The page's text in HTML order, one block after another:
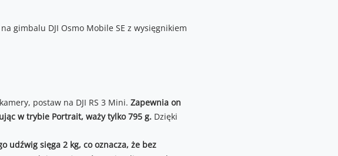
postaw na DJI RS 3 Mini. Zapewnia on
w trybie Portrait, waży tylko 795 g. Dzięki
udźwig sięga 2 kg, co oznacza, że bez